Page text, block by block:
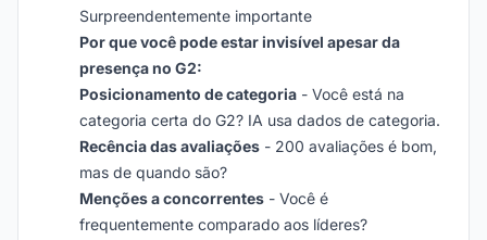
Surpreendentemente importante
Por que você pode estar invisível apesar da
presença no G2:
Posicionamento de categoria - Você está na
categoria certa do G2? IA usa dados de categoria.
Recência das avaliações - 200 avaliações é bom,
mas de quando são?
Menções a concorrentes - Você é
frequentemente comparado aos líderes?